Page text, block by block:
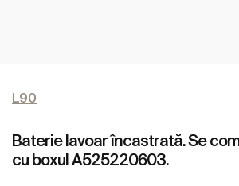
L90
Baterie lavoar încastrată. Se
cu boxul A525220603.